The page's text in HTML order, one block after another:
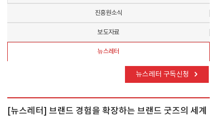
진흥원소식
보도자료
뉴스레터
뉴스레터 구독신청
[뉴스레터] 브랜드 경험을 확장하는 브랜드 굿즈의 세계